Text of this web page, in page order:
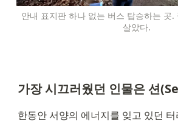
안내 표지판 하나 없는 버스 탑승하는 곳.
살았다.
가장 시끄러웠던 인물은 션
한동안 서양의 에너지를 잊고 있던